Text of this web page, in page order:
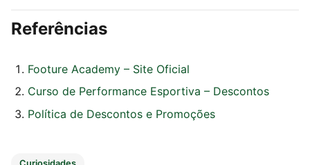
Referências
Footure Academy – Site Oficial
Curso de Performance Esportiva – Descontos
Política de Descontos e Promoções